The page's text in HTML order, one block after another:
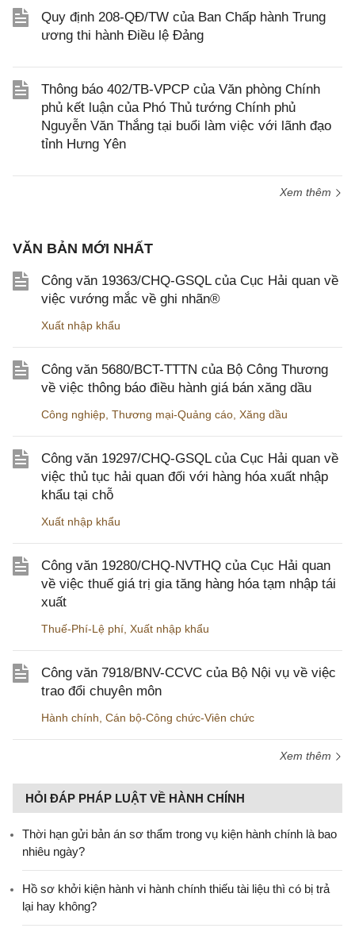
Quy định 208-QĐ/TW của Ban Chấp hành Trung
ương thi hành Điều lệ Đảng
Thông báo 402/TB-VPCP của Văn phòng Chính
phủ kết luận của Phó Thủ tướng Chính phủ
Nguyễn Văn Thắng tại buổi làm việc với lãnh đạo
tỉnh Hưng Yên
Xem thêm
VĂN BẢN MỚI NHẤT
Công văn 19363/CHQ-GSQL của Cục Hải quan về
việc vướng mắc về ghi nhãn®
Xuất nhập khẩu
Công văn 5680/BCT-TTTN của Bộ Công Thương
về việc thông báo điều hành giá bán xăng dầu
Công nghiệp Thương mại-Quảng cáo Xăng dầu
Công văn 19297/CHQ-GSQL của Cục Hải quan về
việc thủ tục hải quan đối với hàng hóa xuất nhập
khẩu tại chỗ
Xuất nhập khẩu
Công văn 19280/CHQ-NVTHQ của Cục Hải quan
về việc thuế giá trị gia tăng hàng hóa tạm nhập tái
xuất
Thuế-Phí-Lệ phí Xuất nhập khẩu
Công văn 7918/BNV-CCVC của Bộ Nội vụ về việc
trao đổi chuyên môn
Hành chính Cán bộ-Công chức-Viên chức
Xem thêm
HỎI ĐÁP PHÁP LUẬT VỀ HÀNH CHÍNH
Thời hạn gửi bản án sơ thẩm trong vụ kiện hành chính là bao
nhiêu ngày?
Hồ sơ khởi kiện hành vi hành chính thiếu tài liệu thì có bị trả
lại hay không?